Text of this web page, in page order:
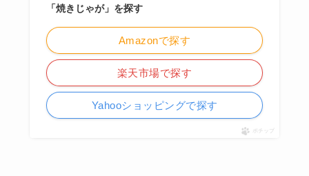
「焼きじゃが」を探す
Amazonで探す
楽天市場で探す
Yahooショッピングで探す
ポチップ